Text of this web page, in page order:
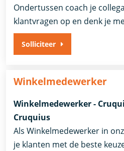
Ondertussen coach je
klantvragen op en denk je
Solliciteer
Winkelmedewerker
Winkelmedewerker -
Cruquius
Als Winkelmedewerker in
je klanten met de beste